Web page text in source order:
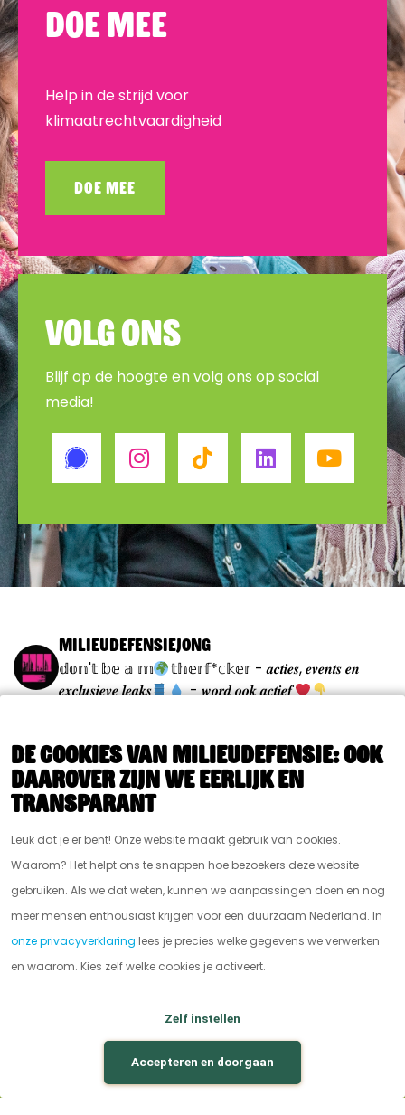
De cookies van Milieudefensie: ook
daarover zijn we eerlijk en
transparant
Leuk dat je er bent! Onze website maakt gebruik van cookies.
Waarom? Het helpt ons te snappen hoe bezoekers deze website
gebruiken. Als we dat weten, kunnen we aanpassingen doen en nog
meer mensen enthousiast krijgen voor een duurzaam Nederland. In
onze privacyverklaring lees je precies welke gegevens we verwerken
en waarom. Kies zelf welke cookies je activeert.
Zelf instellen
Accepteren en doorgaan
Doe mee
Help in de strijd voor
klimaatrechtvaardigheid
DOE MEE
Volg ons
Blijf op de hoogte en volg ons op social
media!
milieudefensiejong
𝕕𝕠𝕟'𝕥 𝕓𝕖 𝕒 𝕞 𝕥𝕙𝕖𝕣𝕗*𝕔𝕜𝕖𝕣 - 𝒂𝒄𝒕𝒊𝒆𝒔, 𝒆𝒗𝒆𝒏𝒕𝒔 𝒆𝒏
𝒆𝒙𝒄𝒍𝒖𝒔𝒊𝒆𝒗𝒆 𝒍𝒆𝒂𝒌𝒔
- 𝒘𝒐𝒓𝒅 𝒐𝒐𝒌 𝒂𝒄𝒕𝒊𝒆𝒇
Milieudefensie Jong is de jongerenorganisatie